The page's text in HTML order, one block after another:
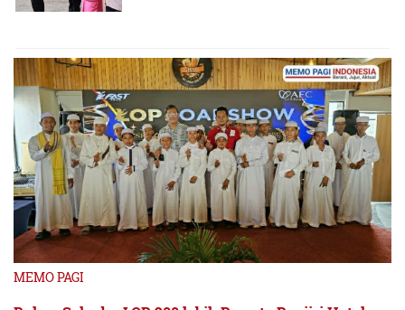
MEMO PAGI